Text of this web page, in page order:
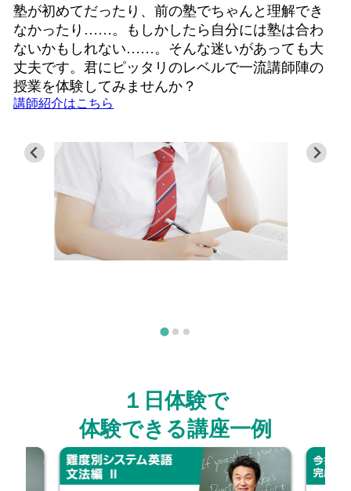
塾が初めてだったり、前の塾でちゃんと理解でき
なかったり……。もしかしたら自分には塾は合わ
ないかもしれない……。そんな迷いがあっても大
丈夫です。君にピッタリのレベルで一流講師陣の
授業を体験してみませんか？
講師紹介はこちら
１日体験で
体験できる講座一例